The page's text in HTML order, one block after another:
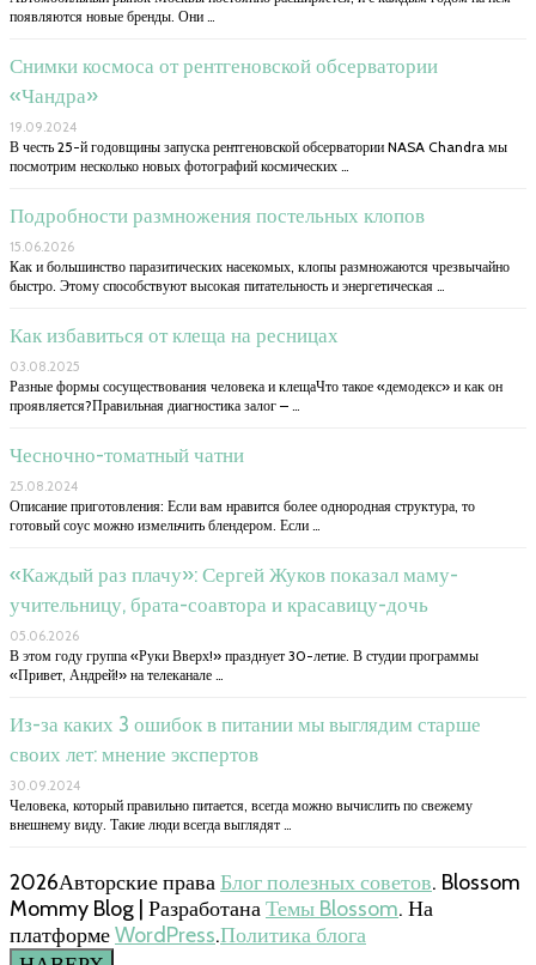
появляются новые бренды. Они …
Снимки космоса от рентгеновской обсерватории
«Чандра»
19.09.2024
В честь 25-й годовщины запуска рентгеновской обсерватории NASA Chandra мы
посмотрим несколько новых фотографий космических …
Подробности размножения постельных клопов
15.06.2026
Как и большинство паразитических насекомых, клопы размножаются чрезвычайно
быстро. Этому способствуют высокая питательность и энергетическая …
Как избавиться от клеща на ресницах
03.08.2025
Разные формы сосуществования человека и клещаЧто такое «демодекс» и как он
проявляется?Правильная диагностика залог – …
Чесночно-томатный чатни
25.08.2024
Описание приготовления: Если вам нравится более однородная структура, то
готовый соус можно измельчить блендером. Если …
«Каждый раз плачу»: Сергей Жуков показал маму-
учительницу, брата-соавтора и красавицу-дочь
05.06.2026
В этом году группа «Руки Вверх!» празднует 30-летие. В студии программы
«Привет, Андрей!» на телеканале …
Из-за каких 3 ошибок в питании мы выглядим старше
своих лет: мнение экспертов
30.09.2024
Человека, который правильно питается, всегда можно вычислить по свежему
внешнему виду. Такие люди всегда выглядят …
2026Авторские праваБлог полезных советов. Blossom
Mommy Blog | РазработанаТемы Blossom. На
платформеWordPress.Политика блога